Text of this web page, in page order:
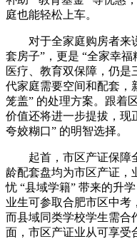
庭也能轻松上车。
对于全家庭购房者来说
套房子”，更是 “全家幸
医疗、教育双保障，仍是
代家庭需要空间和配套，
笼盖” 的处理方案。跟着
价值还将进一步提拔，现
夸姣糊口” 的明智选择。
起首，市区产证保障
龄配套盘均为市区产证，
忧 “县域学籍” 带来的升
业生可参取合肥市区中考
而县域同类学校学生需合
面，市区产证业从可享受